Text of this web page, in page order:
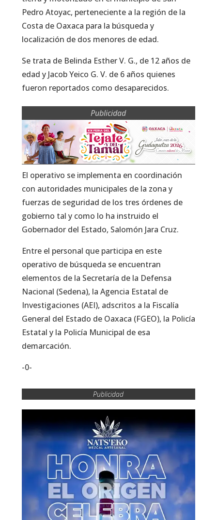
Pedro Atoyac, perteneciente a la región de la
Costa de Oaxaca para la búsqueda y
localización de dos menores de edad.
Se trata de Belinda Esther V. G., de 12 años de
edad y Jacob Yeico G. V. de 6 años quienes
fueron reportados como desaparecidos.
Publicidad
El operativo se implementa en coordinación
con autoridades municipales de la zona y
fuerzas de seguridad de los tres órdenes de
gobierno tal y como lo ha instruido el
Gobernador del Estado, Salomón Jara Cruz.
Entre el personal que participa en este
operativo de búsqueda se encuentran
elementos de la Secretaría de la Defensa
Nacional (Sedena), la Agencia Estatal de
Investigaciones (AEI), adscritos a la Fiscalía
General del Estado de Oaxaca (FGEO), la Policía
Estatal y la Policía Municipal de esa
demarcación.
-0-
Publicidad